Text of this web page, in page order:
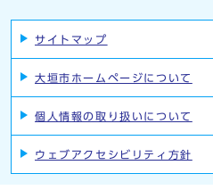
サイトマップ
大垣市ホームページについて
個人情報の取り扱いについて
ウェブアクセシビリティ方針